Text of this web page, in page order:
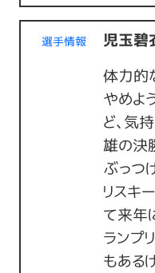
選手情報
児玉碧
体力的
やめよ
ど、気
雄の決
ぶっつ
リスキ
て来年
ランプ
もある